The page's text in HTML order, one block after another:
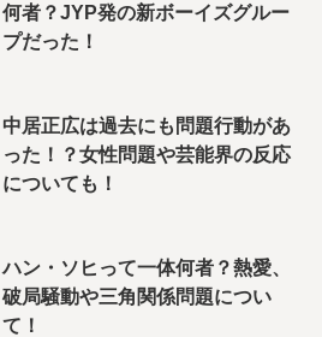
何者？JYP発の新ボーイズグルー
プだった！
中居正広は過去にも問題行動があ
った！？女性問題や芸能界の反応
についても！
ハン・ソヒって一体何者？熱愛、
破局騒動や三角関係問題につい
て！